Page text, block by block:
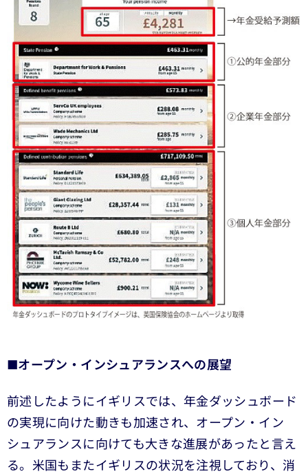
オープン・インシュアランスへの展望
前述したようにイギリスでは、年金ダッシュボード
の実現に向けた動きも加速され、オープン・イン
シュアランスに向けても大きな進展があったと言え
る。米国もまたイギリスの状況を注視しており、消